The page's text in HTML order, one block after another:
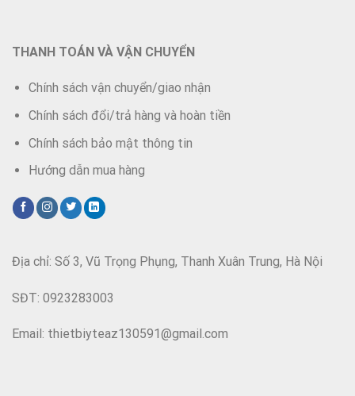
Địa chỉ: Số 3, Vũ Trọng Phụng, Thanh Xuân Trung, Hà Nội
SĐT: 0923283003
Email: thietbiyteaz130591@gmail.com
THANH TOÁN VÀ VẬN CHUYỂN
Chính sách vận chuyển/giao nhận
Chính sách đổi/trả hàng và hoàn tiền
Chính sách bảo mật thông tin
Hướng dẫn mua hàng